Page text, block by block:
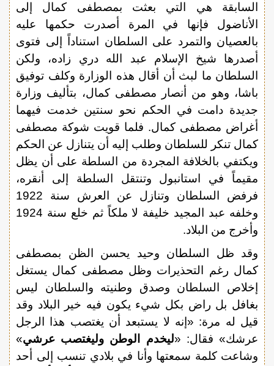
السابقة هي التي بعثت بمصطفى كمال إلى
الأناضول فإنها في المرة أصدرت حكمها عليه
بالعصيان والتمرد على السلطان استناداً إلى فتوى
أصدرها شيخ الإسلام عبد الله دري زاده، ولكن
السلطان ما لبث أن أقال هذه الوزارة وكلف توفيق
باشا، وهو من أنصار مصطفى كمال، بتأليف وزارة
جديدة دامت في الحكم نحو سنتين خدمت فيهما
أغراض مصطفى كمال. فلما قويت شوكة مصطفى
كمال تنكر للسلطان وطلب إليه أن يتنازل عن الحكم
ويكتفي بالخلافة المجردة من السلطة على أن يظل
مقيماً في استانبول وتنتقل السلطة إلى أنقره،
فرفض السلطان وتنازل عن العرش سنة 1922
وخلفه عبد المجيد خليفة لا ملكاً ثم خلع سنة 1924
وأخرج من البلاد.
وقد ظل السلطان وحيد يحسن الظن بمصطفى
كمال رغم التحذيرات وظل مصطفى كمال يستغل
إخلاص السلطان وصدق وطنيته والسلطان ليس
بغافل بل راض بكل شيء يكون فيه خير البلاد وقد
قيل له مرة: «إنه لا يستبعد أن يغتصب هذا الرجل
عرشك» فقال: «ليخدم الوطن وليغتصب عرشي»
وشاعت كلمة سمعتها وأنا في بلادي تنسب إلى أحد